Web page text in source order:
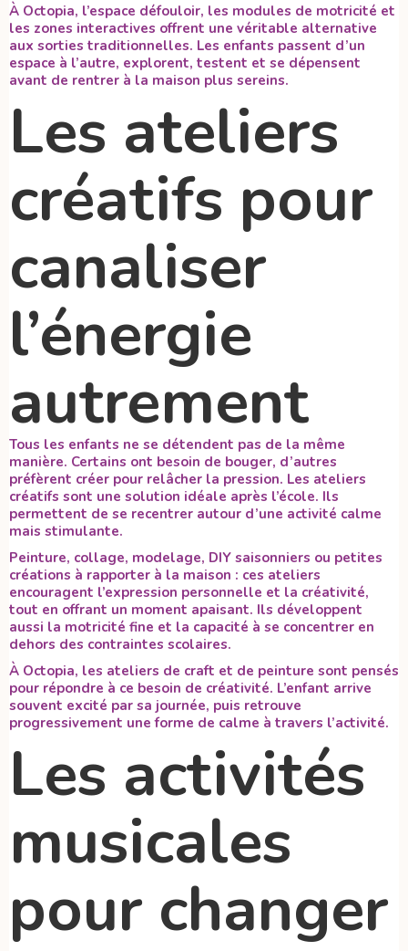
À Octopia, l’espace défouloir, les modules de motricité et
les zones interactives offrent une véritable alternative
aux sorties traditionnelles. Les enfants passent d’un
espace à l’autre, explorent, testent et se dépensent
avant de rentrer à la maison plus sereins.
Les ateliers
créatifs pour
canaliser
l’énergie
autrement
Tous les enfants ne se détendent pas de la même
manière. Certains ont besoin de bouger, d’autres
préfèrent créer pour relâcher la pression. Les ateliers
créatifs sont une solution idéale après l’école. Ils
permettent de se recentrer autour d’une activité calme
mais stimulante.
Peinture, collage, modelage, DIY saisonniers ou petites
créations à rapporter à la maison : ces ateliers
encouragent l’expression personnelle et la créativité,
tout en offrant un moment apaisant. Ils développent
aussi la motricité fine et la capacité à se concentrer en
dehors des contraintes scolaires.
À Octopia, les ateliers de craft et de peinture sont pensés
pour répondre à ce besoin de créativité. L’enfant arrive
souvent excité par sa journée, puis retrouve
progressivement une forme de calme à travers l’activité.
Les activités
musicales
pour changer